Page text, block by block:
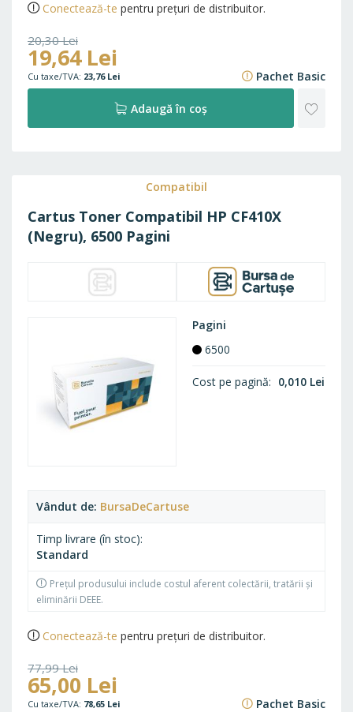
Conectează-te pentru prețuri de distribuitor.
20,30 Lei
24,56 Lei
19,64 Lei
23,76 Lei Pachet Basic
Adaugă în coș
Compatibil
Cartus Toner Compatibil HP CF410X
(Negru), 6500 Pagini
Vândut de BursaDeCartuse
Timp livrare (în stoc)
Standard
Prețul produsului include costul aferent colectării, tratării și
eliminării DEEE.
Pagini
6500
Cost pe pagină 0,010 Lei
Conectează-te pentru prețuri de distribuitor.
77,99 Lei
94,37 Lei
65,00 Lei
78,65 Lei Pachet Basic